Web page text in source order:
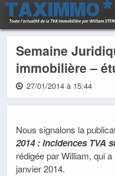
Semaine
immobilière –
27/01/2014 à 15:44
Nous signalons la
2014 : incidences TVA
rédigée par William, qui
janvier 2014.